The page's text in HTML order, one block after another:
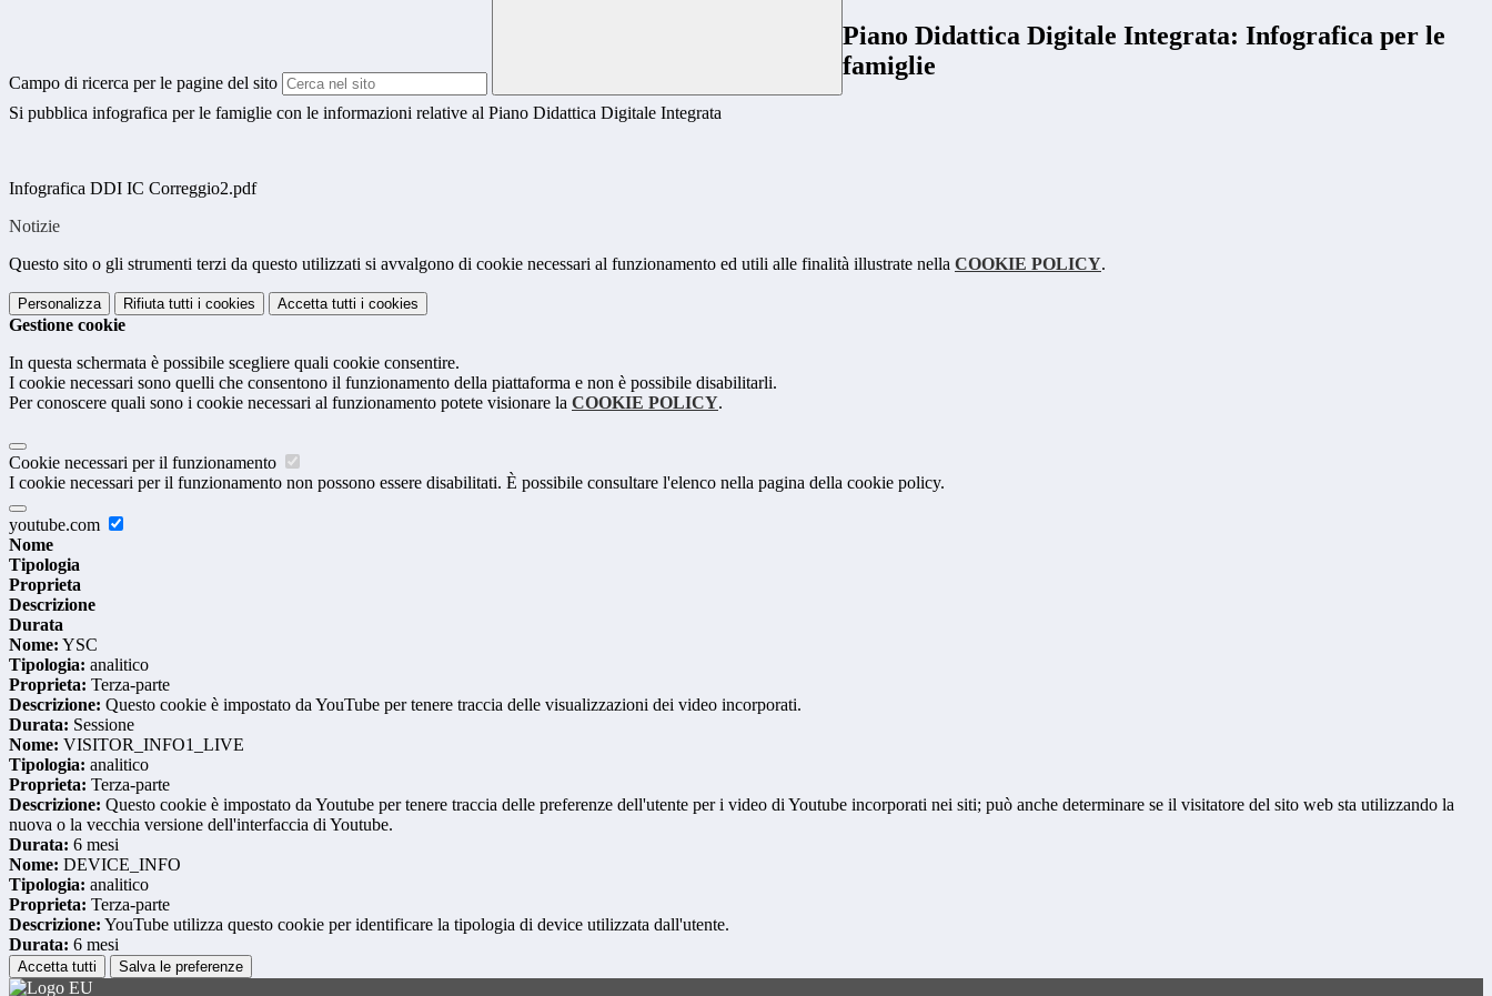
Campo di ricerca per le pagine del sito
Piano Didattica Digitale Integrata: Infografica per le
famiglie
Si pubblica infografica per le famiglie con le informazioni relative al Piano Didattica Digitale Integrata
Infografica DDI IC Correggio2.pdf
Notizie
Questo sito o gli strumenti terzi da questo utilizzati si avvalgono di cookie necessari al funzionamento ed utili alle finalità illustrate nella COOKIE POLICY.
Personalizza Rifiuta tutti i cookies Accetta tutti i cookies
Gestione cookie
In questa schermata è possibile scegliere quali cookie consentire.
I cookie necessari sono quelli che consentono il funzionamento della piattaforma e non è possibile disabilitarli.
Per conoscere quali sono i cookie necessari al funzionamento potete visionare la COOKIE POLICY.
Cookie necessari per il funzionamento
I cookie necessari per il funzionamento non possono essere disabilitati. È possibile consultare l'elenco nella pagina della cookie policy.
youtube.com
Nome
Tipologia
Proprieta
Descrizione
Durata
Nome: YSC
Tipologia: analitico
Proprieta: Terza-parte
Descrizione: Questo cookie è impostato da YouTube per tenere traccia delle visualizzazioni dei video incorporati.
Durata: Sessione
Nome: VISITOR_INFO1_LIVE
Tipologia: analitico
Proprieta: Terza-parte
Descrizione: Questo cookie è impostato da Youtube per tenere traccia delle preferenze dell'utente per i video di Youtube incorporati nei siti; può anche determinare se il visitatore del sito web sta utilizzando la
nuova o la vecchia versione dell'interfaccia di Youtube.
Durata: 6 mesi
Nome: DEVICE_INFO
Tipologia: analitico
Proprieta: Terza-parte
Descrizione: YouTube utilizza questo cookie per identificare la tipologia di device utilizzata dall'utente.
Durata: 6 mesi
Accetta tutti Salva le preferenze